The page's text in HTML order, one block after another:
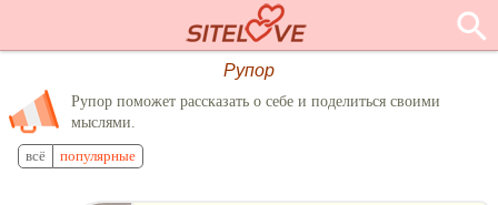
Рупор
Рупор поможет рассказать о себе и поделиться своими
мыслями.
всё популярные